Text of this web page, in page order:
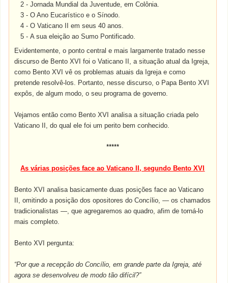
2 - Jornada Mundial da Juventude, em Colônia.
3 - O Ano Eucarístico e o Sínodo.
4 - O Vaticano II em seus 40 anos.
5 - A sua eleição ao Sumo Pontificado.
Evidentemente, o ponto central e mais largamente tratado nesse
discurso de Bento XVI foi o Vaticano II, a situação atual da Igreja,
como Bento XVI vê os problemas atuais da Igreja e como
pretende resolvê-los. Portanto, nesse discurso, o Papa Bento XVI
expôs, de algum modo, o seu programa de governo.
Vejamos então como Bento XVI analisa a situação criada pelo
Vaticano II, do qual ele foi um perito bem conhecido.
*****
As várias posições face ao Vaticano II, segundo Bento XVI
Bento XVI analisa basicamente duas posições face ao Vaticano
II, omitindo a posição dos opositores do Concílio, — os chamados
tradicionalistas —, que agregaremos ao quadro, afim de torná-lo
mais completo.
Bento XVI pergunta:
“Por que a recepção do Concílio, em grande parte da Igreja, até
agora se desenvolveu de modo tão difícil?”